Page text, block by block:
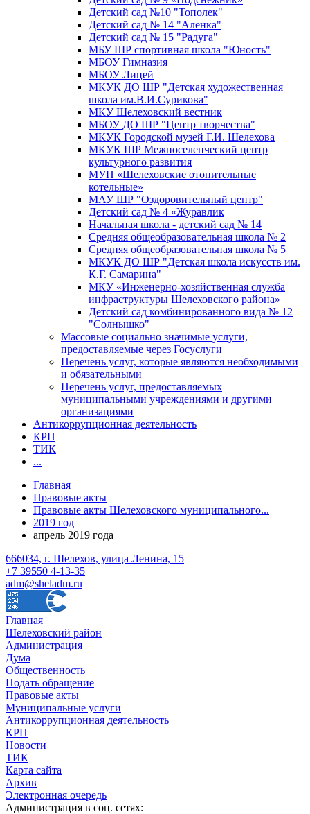
Детский сад №10 "Тополек"
Детский сад № 14 "Аленка"
Детский сад № 15 "Радуга"
МБУ ШР спортивная школа "Юность"
МБОУ Гимназия
МБОУ Лицей
МКУК ДО ШР "Детская художественная
школа им.В.И.Сурикова"
МКУ Шелеховский вестник
МБОУ ДО ШР "Центр творчества"
МКУК Городской музей Г.И. Шелехова
МКУК ШР Межпоселенческий центр
культурного развития
МУП «Шелеховские отопительные
котельные»
МАУ ШР "Оздоровительный центр"
Детский сад № 4 «Журавлик
Начальная школа - детский сад № 14
Средняя общеобразовательная школа № 2
Средняя общеобразовательная школа № 5
МКУК ДО ШР "Детская школа искусств им.
К.Г. Самарина"
МКУ «Инженерно-хозяйственная служба
инфраструктуры Шелеховского района»
Детский сад комбинированного вида № 12
"Солнышко"
Массовые социально значимые услуги,
предоставляемые через Госуслуги
Перечень услуг, которые являются необходимыми
и обязательными
Перечень услуг, предоставляемых
муниципальными учреждениями и другими
организациями
Антикоррупционная деятельность
КРП
ТИК
...
Главная
Правовые акты
Правовые акты Шелеховского муниципального...
2019 год
апрель 2019 года
666034, г. Шелехов, улица Ленина, 15
+7 39550 4-13-35
adm@sheladm.ru
Главная
Шелеховский район
Администрация
Дума
Общественность
Подать обращение
Правовые акты
Муниципальные услуги
Антикоррупционная деятельность
КРП
Новости
ТИК
Карта сайта
Архив
Электронная очередь
Администрация в соц. сетях: